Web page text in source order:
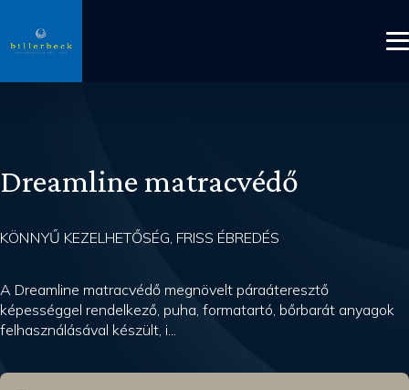
Dreamline matracvédő
KÖNNYŰ KEZELHETŐSÉG, FRISS ÉBREDÉS
A Dreamline matracvédő megnövelt páraáteresztő
képességgel rendelkező, puha, formatartó, bőrbarát anyagok
felhasználásával készült, i...